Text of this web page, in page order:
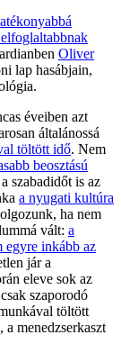
Oliver
lap hasábjain,
éveiben azt
általánossá
töltött idő. Nem
beosztású
szabadidőt is az
a nyugati kultúra
ha nem
vált: a
egyre inkább az
jár a
eleve sok az
szaporodó
töltött
a menedzserkaszt